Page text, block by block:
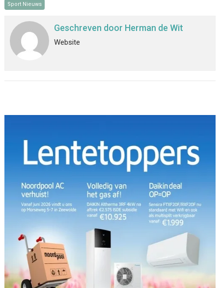
Sport Nieuws
Geschreven door Herman de Wit
Website